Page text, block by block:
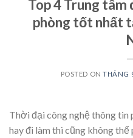
Top 4 Trung tâm
phòng tốt nhất
POSTED ONTHÁNG
Thời đại công nghệ thông tin
hay đi làm thì cũng không